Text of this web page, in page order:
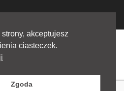
akceptujesz
ciasteczek.
Zgoda